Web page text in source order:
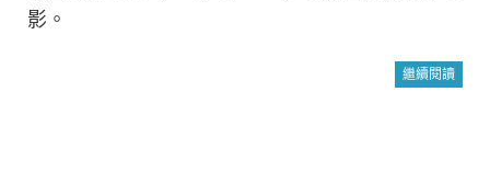
影。
繼續閱讀